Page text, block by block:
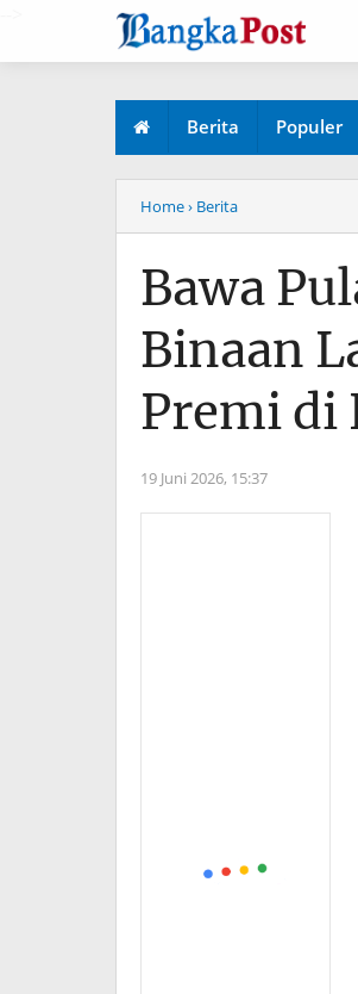
Berita Populer
Home› Berita
Bawa
Binaan
Premi di
19 Juni 2026, 15:37